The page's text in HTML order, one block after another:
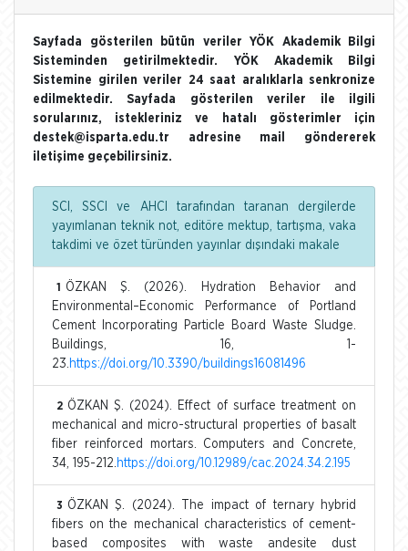
Sayfada gösterilen bütün veriler YÖK Akademik Bilgi
Sisteminden getirilmektedir. YÖK Akademik Bilgi
Sistemine girilen veriler 24 saat aralıklarla senkronize
edilmektedir. Sayfada gösterilen veriler ile ilgili
sorularınız, istekleriniz ve hatalı gösterimler için
destek@isparta.edu.tr adresine mail göndererek
iletişime geçebilirsiniz.
SCI, SSCI ve AHCI tarafından taranan dergilerde
yayımlanan teknik not, editöre mektup, tartışma, vaka
takdimi ve özet türünden yayınlar dışındaki makale
1
ÖZKAN Ş. (2026). Hydration Behavior and
Environmental–Economic Performance of Portland
Cement Incorporating Particle Board Waste Sludge.
Buildings, 16, 1-
23. https://doi.org/10.3390/buildings16081496
2 ÖZKAN Ş. (2024). Effect of surface treatment on
mechanical and micro-structural properties of basalt
fiber reinforced mortars. Computers and Concrete,
34, 195-212. https://doi.org/10.12989/cac.2024.34.2.195
3 ÖZKAN Ş. (2024). The impact of ternary hybrid
fibers on the mechanical characteristics of cement-
based composites with waste andesite dust